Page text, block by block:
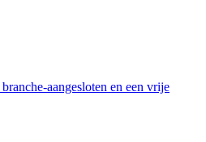
aangesloten en een vrije